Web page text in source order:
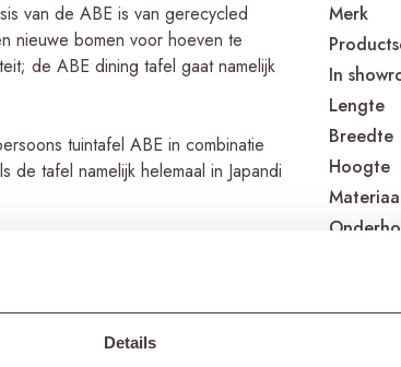
Details
van de ABE is van gerecycled
nieuwe bomen voor hoeven te
de ABE dining tafel gaat namelijk
tuintafel ABE in combinatie
tafel namelijk helemaal in Japandi
teakhout. Teakhout is
daarom van deze houtsoort
Merk
In
Lengte
Breedte
Hoogte